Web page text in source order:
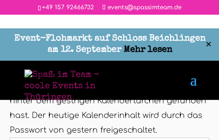
‭+49 157 92466732 events@spassimteam.de
Event-Flohmarkt auf Schloss Beichlingen
am 12. September Mehr lesen ✕
Geschützter Bereich
Dieser Inhalt ist passwortgeschützt. Bitte gib das
Passwort IN GROSSBUCHSTABEN ein, das du
hinter dem gestrigen Kalendertürchen gefunden
hast. Der heutige Kalenderinhalt wird durch das
Passwort von gestern freigeschaltet.